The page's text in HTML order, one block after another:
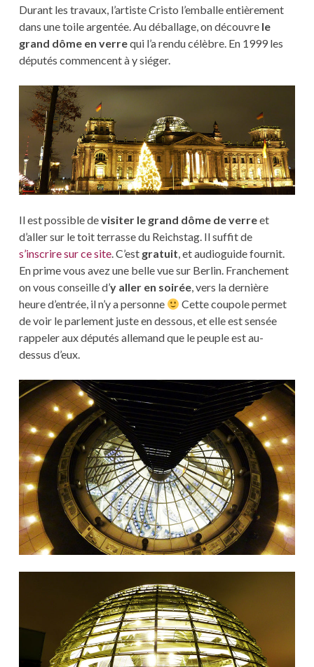
Durant les travaux, l’artiste Cristo l’emballe entièrement
dans une toile argentée. Au déballage, on découvre le
grand dôme en verrequi l’a rendu célèbre. En 1999 les
députés commencent à y siéger.
Il est possible devisiter le grand dôme de verreet
d’aller sur le toit terrasse du Reichstag. Il suffit de
s’inscrire sur ce site. C’est gratuit, et audioguide fournit.
En prime vous avez une belle vue sur Berlin. Franchement
on vous conseille d’y aller en soirée, vers la dernière
heure d’entrée, il n’y a personne
Cette coupole permet
de voir le parlement juste en dessous, et elle est sensée
rappeler aux députés allemand que le peuple est au-
dessus d’eux.